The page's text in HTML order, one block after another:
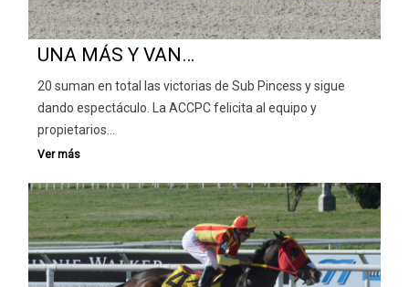
UNA MÁS Y VAN…
20 suman en total las victorias de Sub Pincess y sigue
dando espectáculo. La ACCPC felicita al equipo y
propietarios…